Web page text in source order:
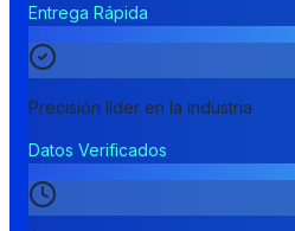
Entrega Rápida
Precisión líder en la industria
Datos Verificados